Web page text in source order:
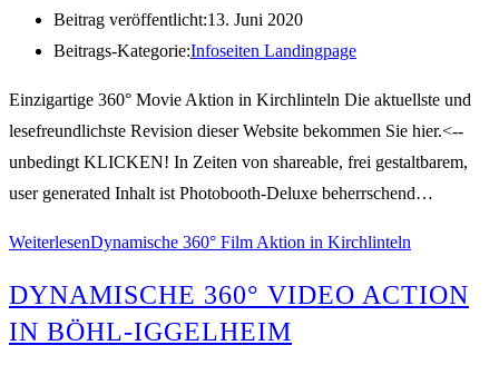
Beitrag veröffentlicht:13. Juni 2020
Beitrags-Kategorie:Infoseiten Landingpage
Einzigartige 360° Movie Aktion in Kirchlinteln Die aktuellste und
lesefreundlichste Revision dieser Website bekommen Sie hier.<--
unbedingt KLICKEN! In Zeiten von shareable, frei gestaltbarem,
user generated Inhalt ist Photobooth-Deluxe beherrschend…
WeiterlesenDynamische 360° Film Aktion in Kirchlinteln
DYNAMISCHE 360° VIDEO ACTION
IN BÖHL-IGGELHEIM